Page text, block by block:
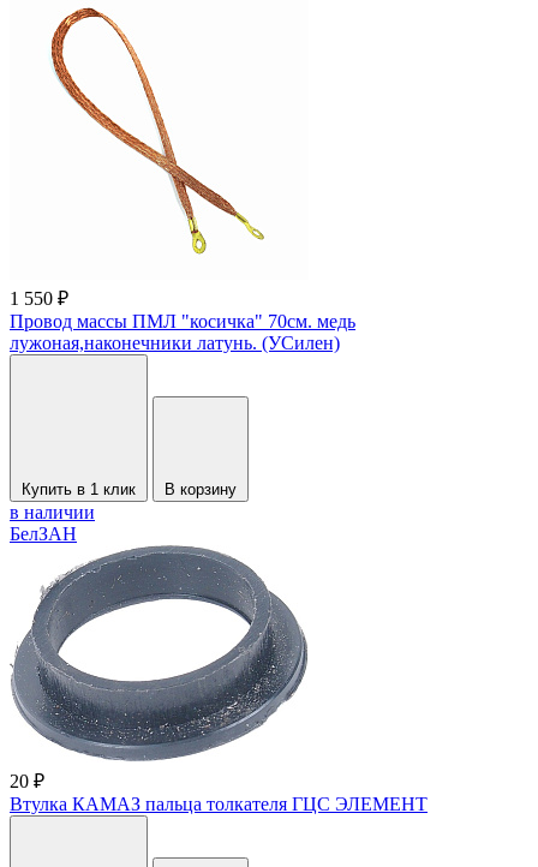
1 550 ₽
Провод массы ПМЛ "косичка" 70см. медь
лужоная,наконечники латунь. (УСилен)
Купить в 1 клик В корзину
в наличии
БелЗАН
20 ₽
Втулка КАМАЗ пальца толкателя ГЦС ЭЛЕМЕНТ